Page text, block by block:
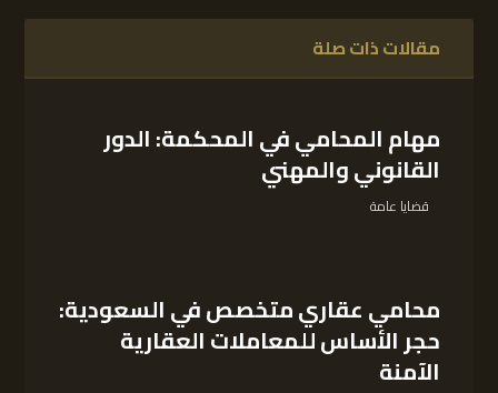
مقالات ذات صلة
مهام المحامي في المحكمة: الدور
القانوني والمهني
قضايا عامة
محامي عقاري متخصص في السعودية:
حجر الأساس للمعاملات العقارية
الآمنة